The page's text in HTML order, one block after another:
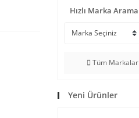
Hızlı Marka Arama
Tüm Markalar
Yeni Ürünler